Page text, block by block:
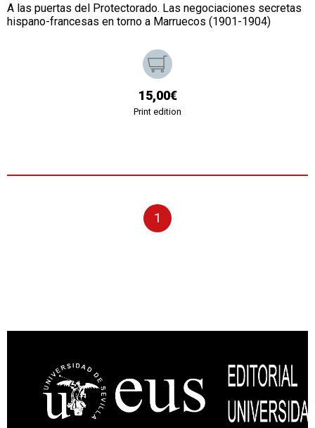
A las puertas del Protectorado. Las negociaciones secretas
hispano-francesas en torno a Marruecos (1901-1904)
15,00€
Print edition
1